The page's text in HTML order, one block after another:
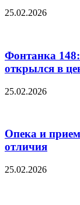
25.02.2026
Фонтанка
открылся в
25.02.2026
Опека и
отличия
25.02.2026